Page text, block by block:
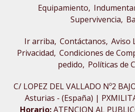
Equipamiento
Supervivencia
Ir arriba Contáctanos Aviso
Privacidad Condiciones de
pedido Políticas de
C/ LOPEZ DEL VALLADO Nº2
Asturias - (España) |
Horario:ATENCION AL